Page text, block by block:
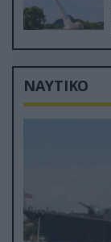
ΝΑΥΤΙΚΟ